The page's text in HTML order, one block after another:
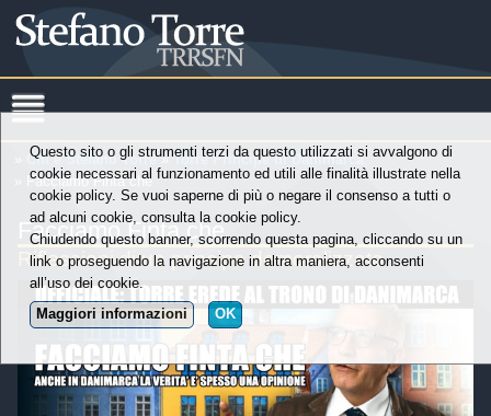
Chi è Stefano Torre »Torre Principe di Danimarca
» Facciamo Finta che
Facciamo Finta che
Riflessioni di un principe demoralizzato
Questo sito o gli strumenti terzi da questo utilizzati si avvalgono di
cookie necessari al funzionamento ed utili alle finalità illustrate nella
cookie policy. Se vuoi saperne di più o negare il consenso a tutti o
ad alcuni cookie, consulta la cookie policy.
Chiudendo questo banner, scorrendo questa pagina, cliccando su un
link o proseguendo la navigazione in altra maniera, acconsenti
all’uso dei cookie.
Maggiori informazioni
OK